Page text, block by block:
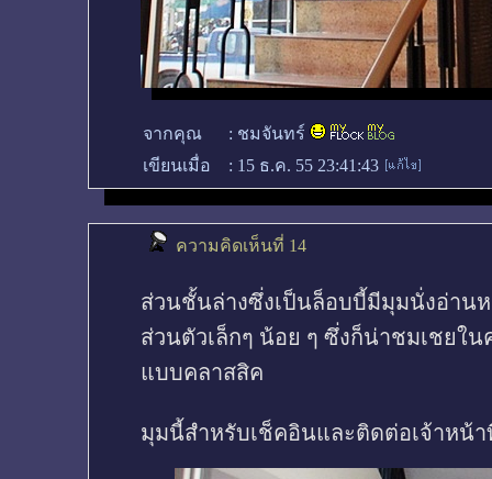
จากคุณ : ชมจันทร์
เขียนเมื่อ
: 15 ธ.ค. 55 23:41:43
ความคิดเห็นที่ 14
ส่วนชั้นล่างซึ่งเป็นล็อบบี้มีมุมนั่งอ่าน
ส่วนตัวเล็กๆ น้อย ๆ ซึ่งก็น่าชมเชยใ
แบบคลาสสิค
มุมนี้สำหรับเช็คอินและติดต่อเจ้าหน้า